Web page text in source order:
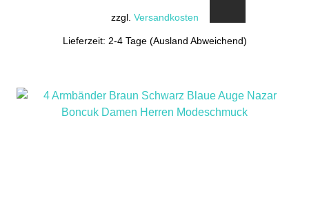
zzgl. Versandkosten
Lieferzeit: 2-4 Tage (Ausland Abweichend)